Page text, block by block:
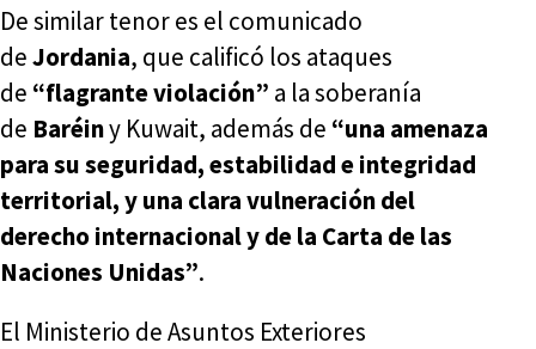
De similar tenor es el comunicado
deJordania, que calificó los ataques
de “flagrante violación” a la soberanía
de Baréiny Kuwait, además de “una amenaza
para su seguridad, estabilidad e integridad
territorial, y una clara vulneración del
derecho internacional y de la Carta de las
Naciones Unidas”.
El Ministerio de Asuntos Exteriores